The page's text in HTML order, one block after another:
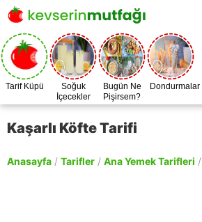
Tarif Küpü
Soğuk
İçecekler
Bugün Ne
Pişirsem?
Dondurmalar
Kaşarlı Köfte Tarifi
Anasayfa / Tarifler / Ana Yemek Tarifleri /